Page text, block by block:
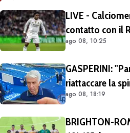
LIVE -
contatto con il
Endrick in
ago 08, 10:25
GASPERINI:
riattaccare la
rivedremo in
ago 08, 18:19
BRIGHTON-